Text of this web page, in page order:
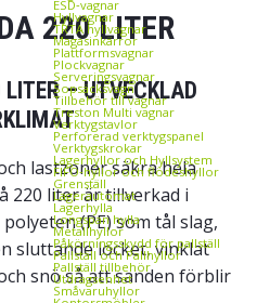
ESD‑vagnar
Hyllvagnar
TRTA hyllvagnar
Magasinkärror
Plattformsvagnar
Plockvagnar
Serveringsvagnar
Sopsäcksvagn
Tillbehör till vagnar
Treston Multi vagnar
Verktygstavlor
Perforerad verktygspanel
Verktygskrokar
Lagerhyllor och Hyllsystem
FIFO‑hyllor och flödeshyllor
Grenställ
Lagerautomat
Lagerhylla
Longspan hylla
Metallhyllor
Påkörningsskydd för pallställ
Pallställ och Pallhyllor
Pallställ tillbehör
Utdragsenhet
Småvaruhyllor
220 LITER
– UTVECKLAD
lastzoner säkra hela
220 liter är tillverkad i
(PE) som tål slag,
sluttande locket, vinklat
snö så att sanden förblir